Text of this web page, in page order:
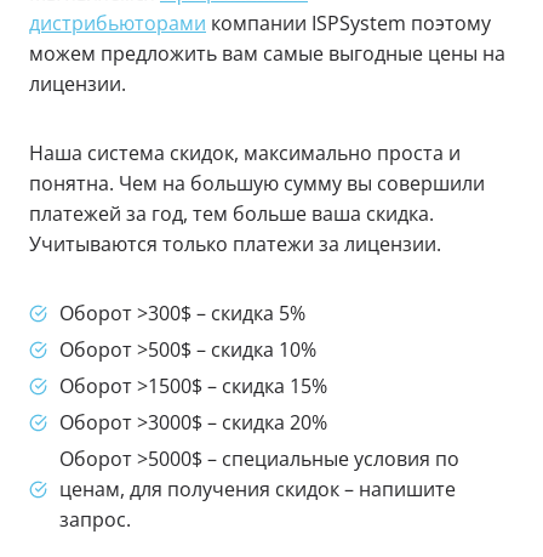
дистрибьюторами компании ISPSystem поэтому
можем предложить вам самые выгодные цены на
лицензии.
Наша система скидок, максимально проста и
понятна. Чем на большую сумму вы совершили
платежей за год, тем больше ваша скидка.
Учитываются только платежи за лицензии.
Оборот >300$ – скидка 5%
Оборот >500$ – скидка 10%
Оборот >1500$ – скидка 15%
Оборот >3000$ – скидка 20%
Оборот >5000$ – специальные условия по
ценам, для получения скидок – напишите
запрос.